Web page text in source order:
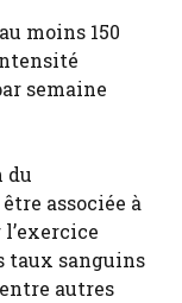
moins 150
semaine
du
associée à
taux sanguins
autres